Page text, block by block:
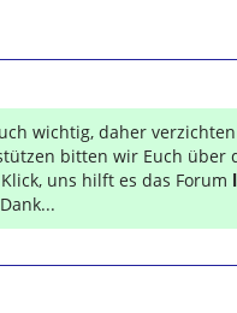
wichtig, daher
bitten wir Euch über
uns hilft es das Forum